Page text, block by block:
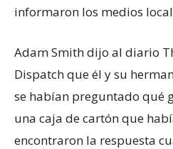
informaron los medios
Adam Smith dijo al diario
Dispatch que él y su
se habían preguntado qué
una caja de cartón que
encontraron la respuesta